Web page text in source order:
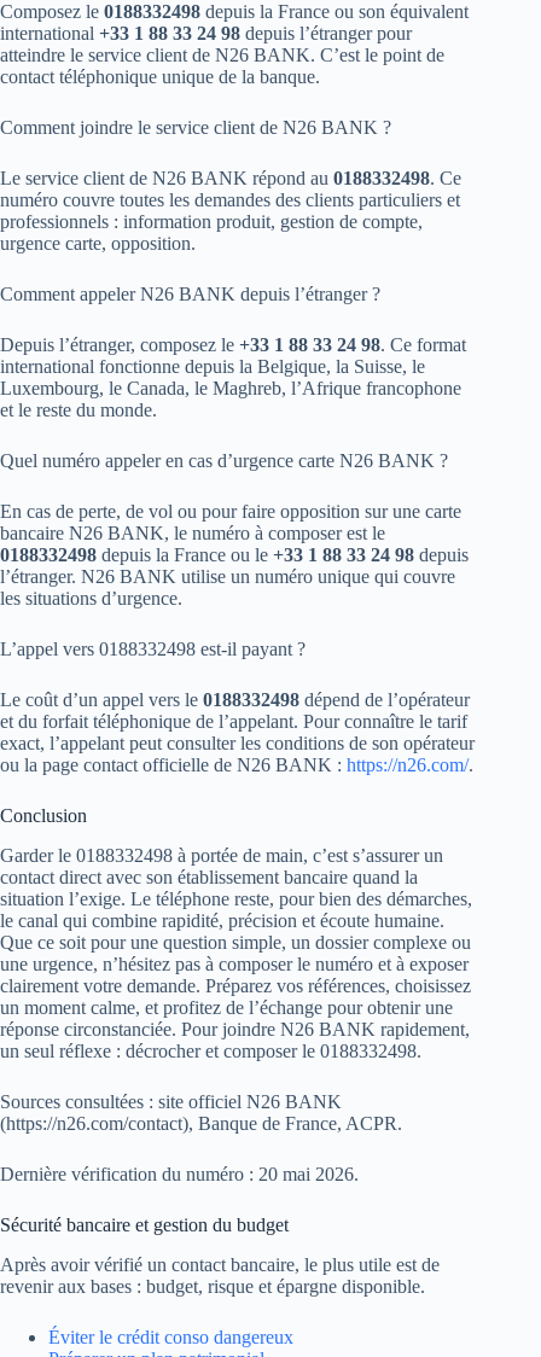
Composez le 0188332498 depuis la France ou son équivalent
international +33 1 88 33 24 98 depuis l’étranger pour
atteindre le service client de N26 BANK. C’est le point de
contact téléphonique unique de la banque.
Comment joindre le service client de N26 BANK ?
Le service client de N26 BANK répond au 0188332498. Ce
numéro couvre toutes les demandes des clients particuliers et
professionnels : information produit, gestion de compte,
urgence carte, opposition.
Comment appeler N26 BANK depuis l’étranger ?
Depuis l’étranger, composez le +33 1 88 33 24 98. Ce format
international fonctionne depuis la Belgique, la Suisse, le
Luxembourg, le Canada, le Maghreb, l’Afrique francophone
et le reste du monde.
Quel numéro appeler en cas d’urgence carte N26 BANK ?
En cas de perte, de vol ou pour faire opposition sur une carte
bancaire N26 BANK, le numéro à composer est le
0188332498 depuis la France ou le +33 1 88 33 24 98 depuis
l’étranger. N26 BANK utilise un numéro unique qui couvre
les situations d’urgence.
L’appel vers 0188332498 est-il payant ?
Le coût d’un appel vers le 0188332498 dépend de l’opérateur
et du forfait téléphonique de l’appelant. Pour connaître le tarif
exact, l’appelant peut consulter les conditions de son opérateur
ou la page contact officielle de N26 BANK : https://n26.com/.
Conclusion
Garder le 0188332498 à portée de main, c’est s’assurer un
contact direct avec son établissement bancaire quand la
situation l’exige. Le téléphone reste, pour bien des démarches,
le canal qui combine rapidité, précision et écoute humaine.
Que ce soit pour une question simple, un dossier complexe ou
une urgence, n’hésitez pas à composer le numéro et à exposer
clairement votre demande. Préparez vos références, choisissez
un moment calme, et profitez de l’échange pour obtenir une
réponse circonstanciée. Pour joindre N26 BANK rapidement,
un seul réflexe : décrocher et composer le 0188332498.
Sources consultées : site officiel N26 BANK
(https://n26.com/contact), Banque de France, ACPR.
Dernière vérification du numéro : 20 mai 2026.
Sécurité bancaire et gestion du budget
Après avoir vérifié un contact bancaire, le plus utile est de
revenir aux bases : budget, risque et épargne disponible.
Éviter le crédit conso dangereux